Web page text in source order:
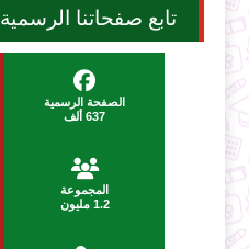
تابع صفحاتنا الرسمية
الصفحة الرسمية
637 ألف
المجموعة
1.2 مليون